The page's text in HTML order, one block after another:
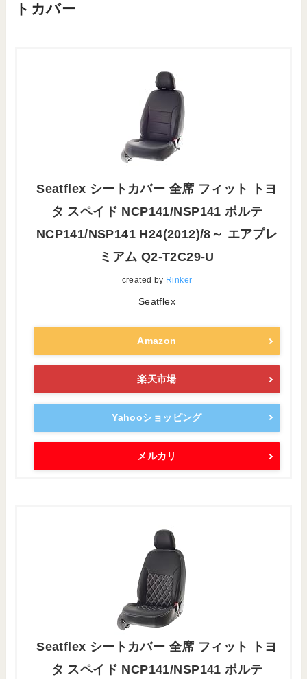
トカバー
Seatflex シートカバー 全席 フィット トヨ
タ スペイド NCP141/NSP141 ポルテ
NCP141/NSP141 H24(2012)/8～ エアプレ
ミアム Q2-T2C29-U
created by Rinker
Seatflex
Amazon
楽天市場
Yahooショッピング
メルカリ
Seatflex シートカバー 全席 フィット トヨ
タ スペイド NCP141/NSP141 ポルテ